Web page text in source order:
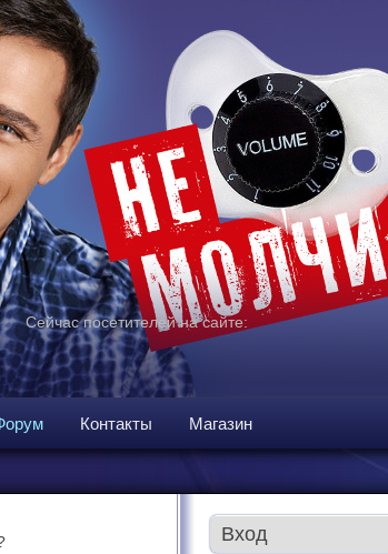
Сейчас посетителей на сайте:
Контакты Магазин
Вход